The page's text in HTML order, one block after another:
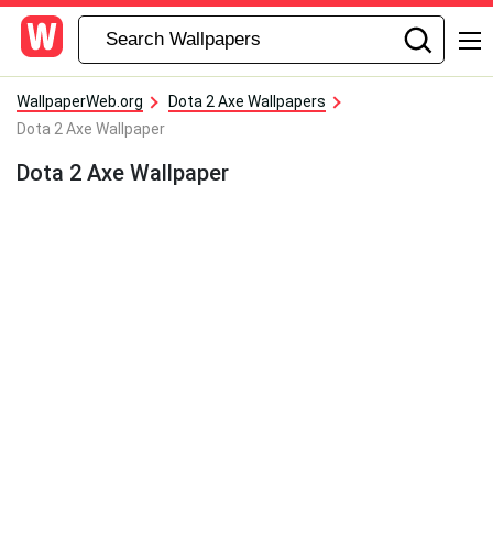
WallpaperWeb.org
Dota 2 Axe Wallpapers
Dota 2 Axe Wallpaper
Dota 2 Axe Wallpaper